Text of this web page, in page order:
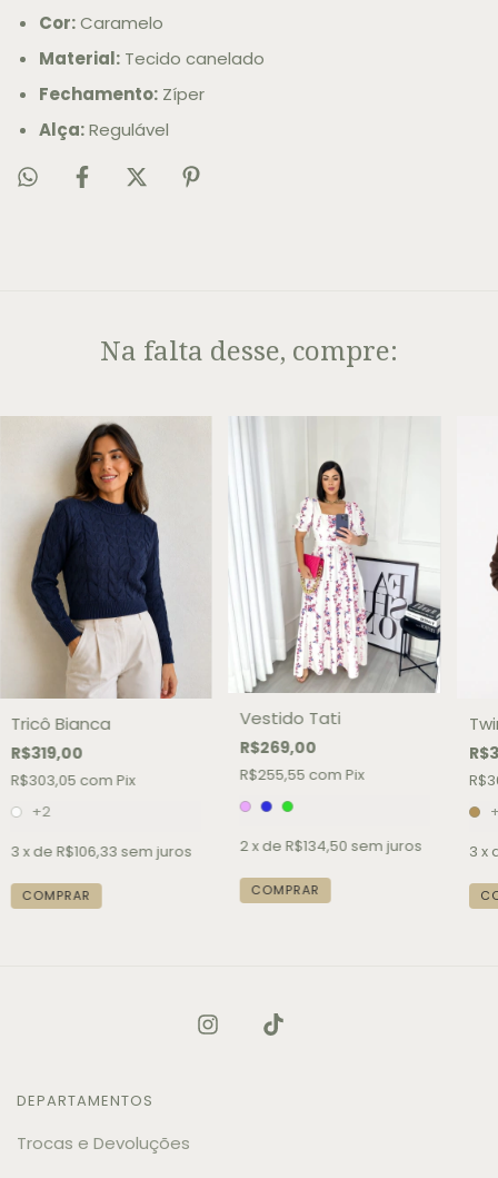
Cor:Caramelo
Material: Tecido canelado
Fechamento: Zíper
Alça:Regulável
Na falta desse, compre:
Tricô Bianca
R$319,00
R$303,05 com Pix
+2
3 x de R$106,33 sem juros
COMPRAR
Vestido Tati
R$269,00
R$255,55 com Pix
2x de R$134,50 sem juros
COMPRAR
3 x
DEPARTAMENTOS
Trocas e Devoluções